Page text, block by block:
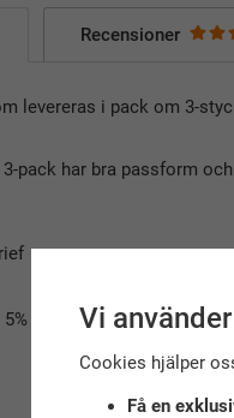
Recensioner
levereras i pack om 3-
pack har bra passform
5% elastane
Vi
Cookies hjälper
Få en